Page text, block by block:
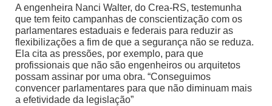
A engenheira Nanci Walter, do Crea-RS, testemunha
que tem feito campanhas de conscientização com os
parlamentares estaduais e federais para reduzir as
flexibilizações a fim de que a segurança não se reduza.
Ela cita as pressões, por exemplo, para que
profissionais que não são engenheiros ou arquitetos
possam assinar por uma obra. “Conseguimos
convencer parlamentares para que não diminuam mais
a efetividade da legislação”